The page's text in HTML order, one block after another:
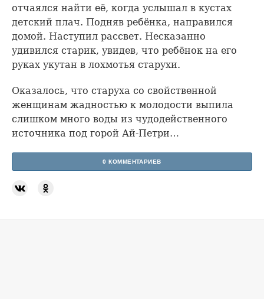
отчаялся найти её, когда услышал в кустах
детский плач. Подняв ребёнка, направился
домой. Наступил рассвет. Несказанно
удивился старик, увидев, что ребёнок на его
руках укутан в лохмотья старухи.
Оказалось, что старуха со свойственной
женщинам жадностью к молодости выпила
слишком много воды из чудодейственного
источника под горой Ай-Петри…
0 КОММЕНТАРИЕВ